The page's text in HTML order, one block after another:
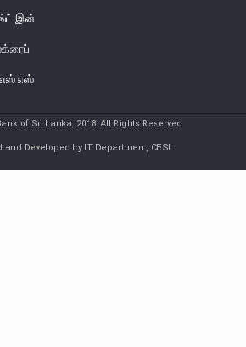
தீர்ப்பனவு முறைமைகள்
விதிகளும்
நடைமுறைப்படுத்தல்
குழு
இன்
எஸ்
of Sri Lanka, 2018. All Rights Reserved
and Developed by IT Department, CBSL